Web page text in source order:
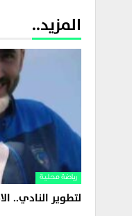
المزيد..
رياضة محلية
لتطوير النادي..